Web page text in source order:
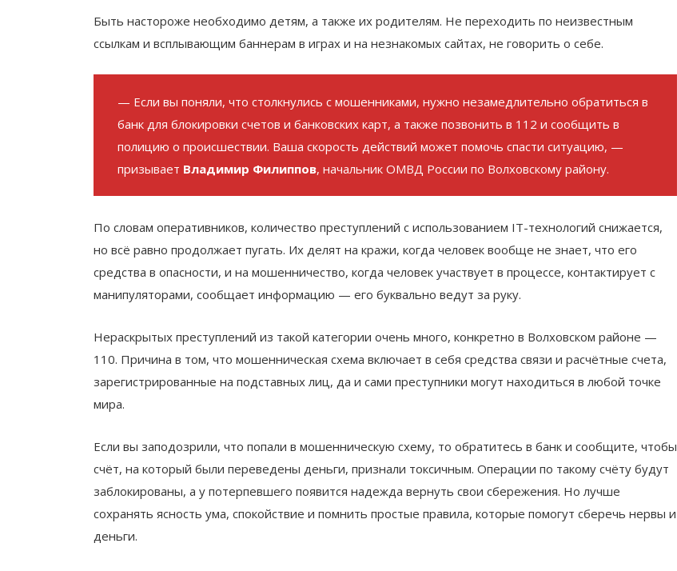
Быть настороже необходимо детям, а также их родителям. Не переходить по неизвестным
ссылкам и всплывающим баннерам в играх и на незнакомых сайтах, не говорить о себе.
— Если вы поняли, что столкнулись с мошенниками, нужно незамедлительно обратиться в
банк для блокировки счетов и банковских карт, а также позвонить в 112 и сообщить в
полицию о происшествии. Ваша скорость действий может помочь спасти ситуацию, —
призывает Владимир Филиппов, начальник ОМВД России по Волховскому району.
По словам оперативников, количество преступлений c использованием IT-технологий снижается,
но всё равно продолжает пугать. Их делят на кражи, когда человек вообще не знает, что его
средства в опасности, и на мошенничество, когда человек участвует в процессе, контактирует с
манипуляторами, сообщает информацию — его буквально ведут за руку.
Нераскрытых преступлений из такой категории очень много, конкретно в Волховском районе —
110. Причина в том, что мошенническая схема включает в себя средства связи и расчётные счета,
зарегистрированные на подставных лиц, да и сами преступники могут находиться в любой точке
мира.
Если вы заподозрили, что попали в мошенническую схему, то обратитесь в банк и сообщите, чтобы
счёт, на который были переведены деньги, признали токсичным. Операции по такому счёту будут
заблокированы, а у потерпевшего появится надежда вернуть свои сбережения. Но лучше
сохранять ясность ума, спокойствие и помнить простые правила, которые помогут сберечь нервы и
деньги.